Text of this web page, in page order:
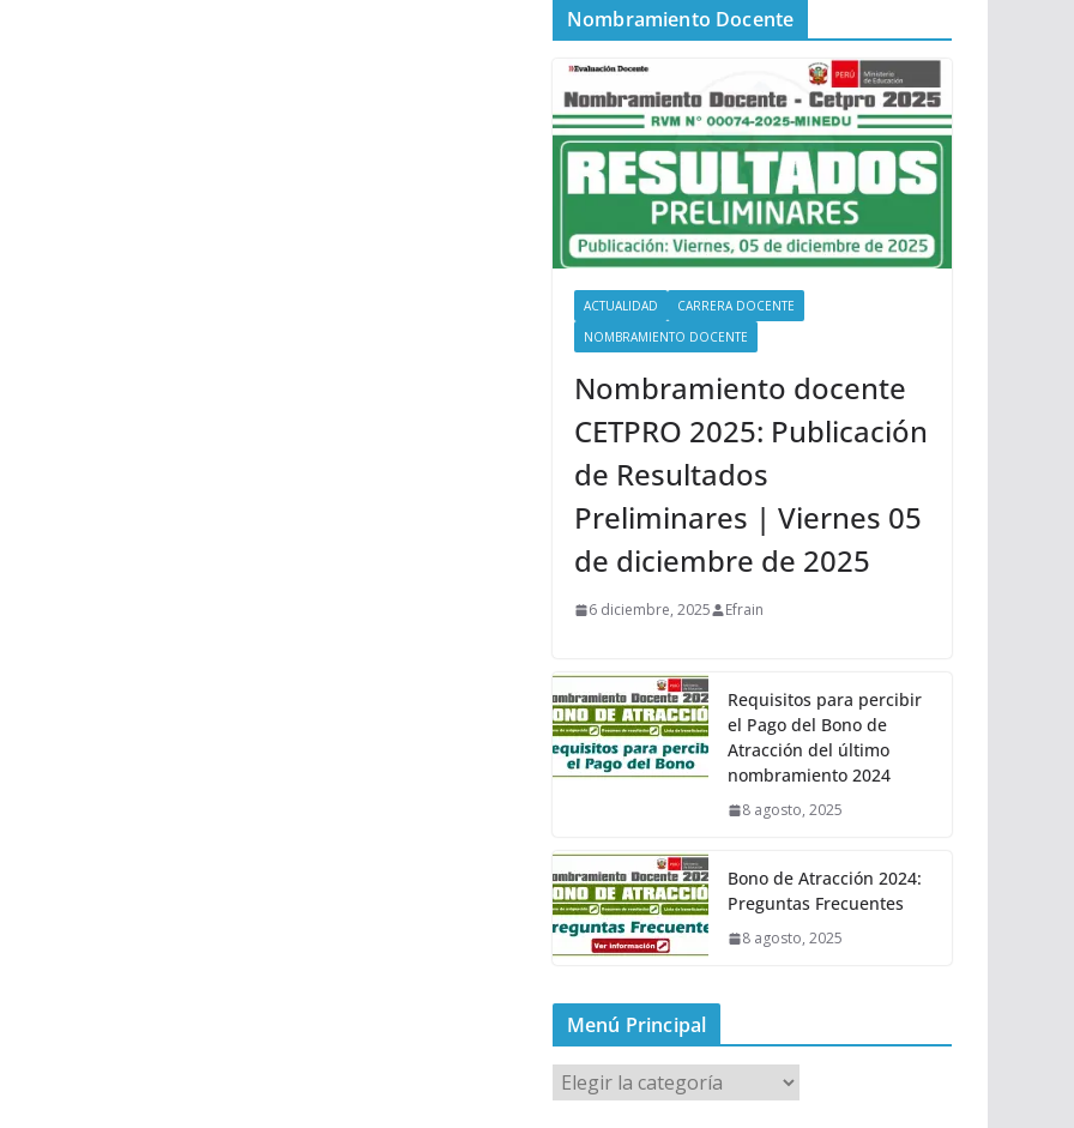
Nombramiento Docente
ACTUALIDAD
CARRERA DOCENTE
NOMBRAMIENTO DOCENTE
Nombramiento docente
CETPRO 2025: Publicación
de Resultados
Preliminares | Viernes 05
de diciembre de 2025
6 diciembre, 2025 Efrain
Requisitos para percibir
el Pago del Bono de
Atracción del último
nombramiento 2024
8 agosto, 2025
Bono de Atracción 2024:
Preguntas Frecuentes
8 agosto, 2025
Menú Principal
M
e